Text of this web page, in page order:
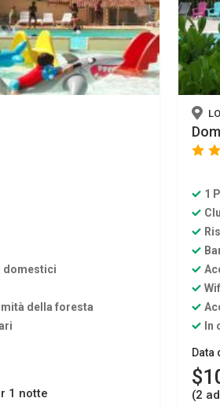
domestici
della foresta
1 notte
star
1
In
Data
(2